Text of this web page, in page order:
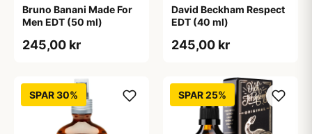
Bruno Banani Made For
Men EDT (50 ml)
245,00 kr
David Beckham Respect
EDT (40 ml)
245,00 kr
SPAR 30% SPAR 25%